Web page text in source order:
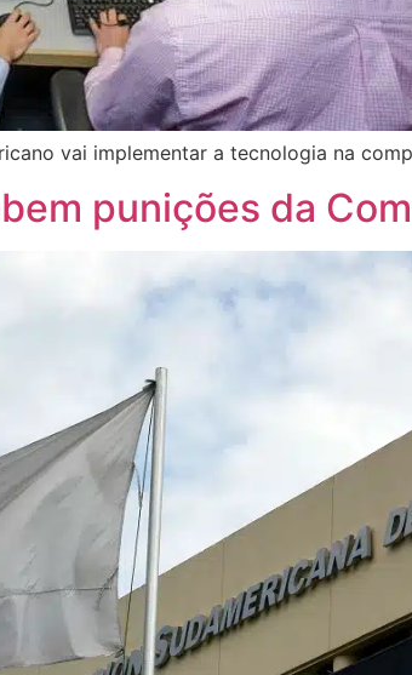
vai implementar a tecnologia na
punições da